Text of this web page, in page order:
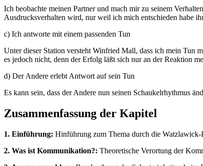
Ich beobachte meinen Partner und mach mir zu seinem
Ausdrucksverhalten wird, nur weil ich mich entschieden habe
c) Ich antworte mit einem passenden Tun
Unter dieser Station versteht Winfried Mall, dass ich mein Tun
es jedoch nicht, denn der Erfolg läßt sich nur an der Reaktion
d) Der Andere erlebt Antwort auf sein Tun
Es kann sein, dass der Andere nun seinen Schaukelrhythmus
Zusammenfassung der Kapitel
1. Einführung: Hinführung zum Thema durch die Watzlawick-
2. Was ist Kommunikation?: Theoretische Verortung der